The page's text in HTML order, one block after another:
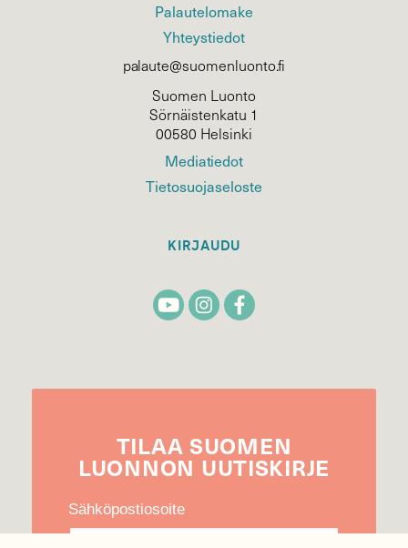
Palautelomake
Yhteystiedot
palaute@suomenluonto.fi
Suomen Luonto
Sörnäistenkatu 1
00580 Helsinki
Mediatiedot
Tietosuojaseloste
KIRJAUDU
TILAA SUOMEN
LUONNON UUTIS­KIRJE
Sähköpostiosoite